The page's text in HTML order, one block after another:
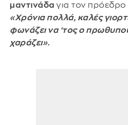
μαντινάδα για τον
«Χρόνια πολλά, καλές
φωνάζει να ‘τος ο
χαράζει».